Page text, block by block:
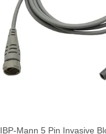
IBP-Mann 5 Pin Invasive